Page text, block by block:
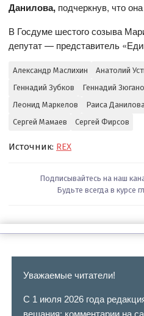
Данилова, подчеркнув, что
В Госдуме шестого созыва
депутат — представитель
Александр Маслихин Анатолий
Геннадий Зубков
Геннадий
Леонид Маркелов
Раиса
Сергей Мамаев
Сергей Фирсов
Источник: REX
Подписывайтесь на наш
Будьте всегда в курсе
Уважаемые читатели!
С 1 июля 2026 года